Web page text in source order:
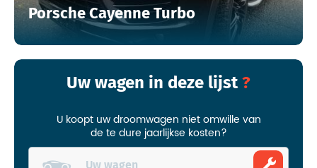
Porsche Cayenne Turbo
Uw wagen in deze lijst
U koopt uw droomwagen niet omwille van
de te dure jaarlijkse kosten?